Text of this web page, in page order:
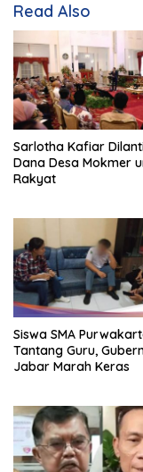
Read Also
Sarlotha Kafiar
Dana Desa Mokmer
Rakyat
Siswa SMA
Tantang Guru,
Jabar Marah Keras